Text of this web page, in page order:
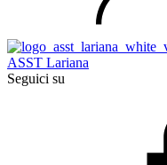
ASST Lariana
Seguici su